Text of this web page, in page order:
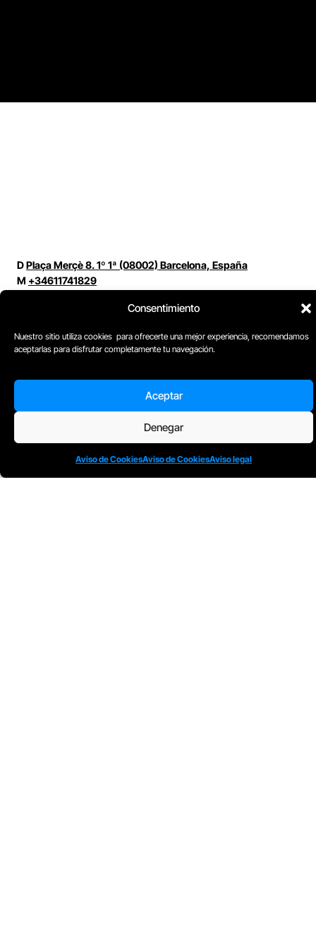
Consentimiento
Nuestro sitio utiliza cookies para ofrecerte una mejor experiencia, recomendamos
aceptarlas para disfrutar completamente tu navegación.
Aceptar
Denegar
Aviso de CookiesAviso de CookiesAviso legal
DPlaça Merçè 8. 1º 1ª (08002) Barcelona, España
M +34611741829